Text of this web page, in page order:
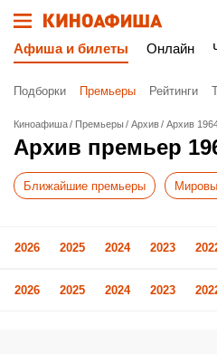
Афиша и билеты Онлайн
Подборки Премьеры Рейтинги
Киноафиша Премьеры Архив Архив
Архив премьер
Ближайшие премьеры
2026 2025 2024 2023
2026 2025 2024 2023